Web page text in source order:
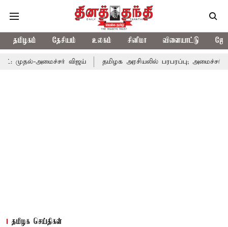
தமிழகம் தேசியம் உலகம் சினிமா விளையாட்டு
விஜய் தமிழக அரசியலில் பரபரப்பு; அமைச்சர் ஆனந்த்
தமிழக செய்திகள்